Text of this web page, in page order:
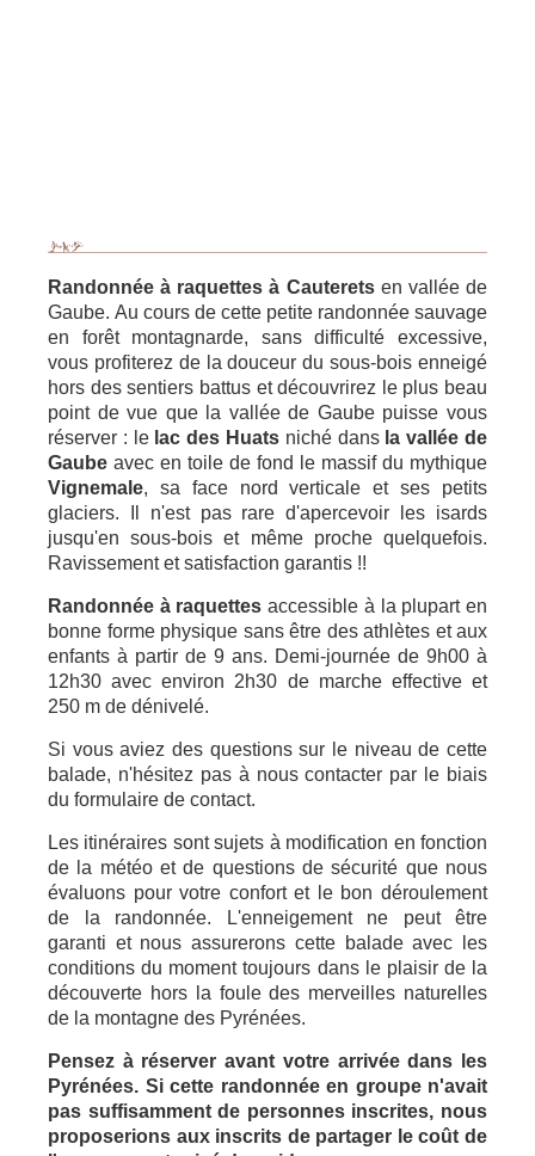
Randonnée à raquettes à Cauteretsen vallée de
Gaube. Au cours de cette petite randonnée sauvage
en forêt montagnarde, sans difficulté excessive,
vous profiterez de la douceur du sous-bois enneigé
hors des sentiers battus et découvrirez le plus beau
point de vue que la vallée de Gaube puisse vous
réserver : lelac des Huats niché dans la vallée de
Gaube avec en toile de fond le massif du mythique
Vignemale, sa face nord verticale et ses petits
glaciers. Il n'est pas rare d'apercevoir les isards
jusqu'en sous-bois et même proche quelquefois.
Ravissement et satisfaction garantis !!
Randonnée à raquettes accessible à la plupart en
bonne forme physique sans être des athlètes et aux
enfants à partir de 9 ans. Demi-journée de 9h00 à
12h30 avec environ 2h30 de marche effective et
250 m de dénivelé.
Si vous aviez des questions sur le niveau de cette
balade, n'hésitez pas à nous contacter par le biais
du formulaire de contact.
Les itinéraires sont sujets à modification en fonction
de la météo et de questions de sécurité que nous
évaluons pour votre confort et le bon déroulement
de la randonnée. L'enneigement ne peut être
garanti et nous assurerons cette balade avec les
conditions du moment toujours dans le plaisir de la
découverte hors la foule des merveilles naturelles
de la montagne des Pyrénées.
Pensez à réserver avant votre arrivée dans les
Pyrénées. Si cette randonnée en groupe n'avait
pas suffisamment de personnes inscrites, nous
proposerions aux inscrits de partager le coût de